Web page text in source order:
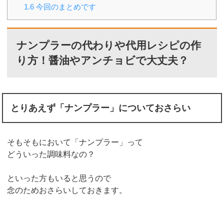
1.6 今回のまとめです
ナンプラーの代わりや代用レシピの作
り方！醤油やアンチョビで大丈夫？
とりあえず「ナンプラー」についておさらい
そもそもにおいて「ナンプラー」って
どういった調味料なの？
といった方もいると思うので
念のためおさらいしておきます。